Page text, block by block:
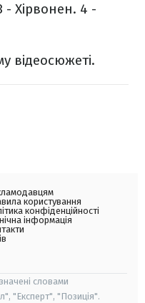
- Хірвонен. 4 -
відеосюжеті.
користування
конфіденційності
інформація
словами
"Експерт", "Позиція".